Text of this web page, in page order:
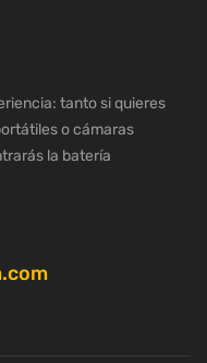
tanto si quieres
o cámaras
la batería